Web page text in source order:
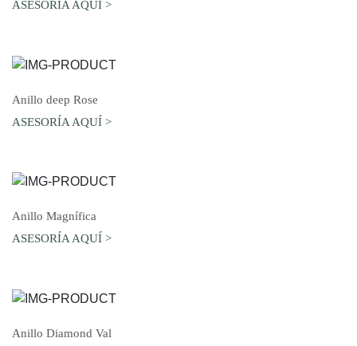
ASESORÍA AQUÍ >
Anillo deep Rose
ASESORÍA AQUÍ >
Anillo Magnífica
ASESORÍA AQUÍ >
Anillo Diamond Val